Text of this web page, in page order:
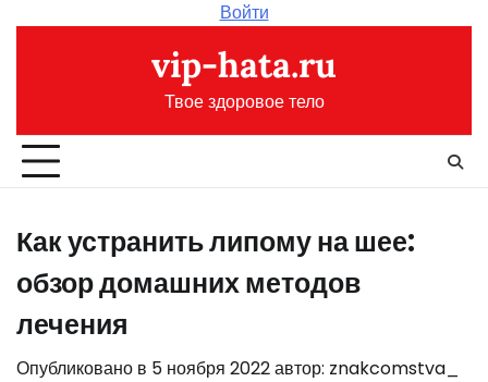
Войти
vip-hata.ru
Твое здоровое тело
Как устранить липому на шее:
обзор домашних методов
лечения
Опубликовано в 5 ноября 2022автор: znakcomstva_